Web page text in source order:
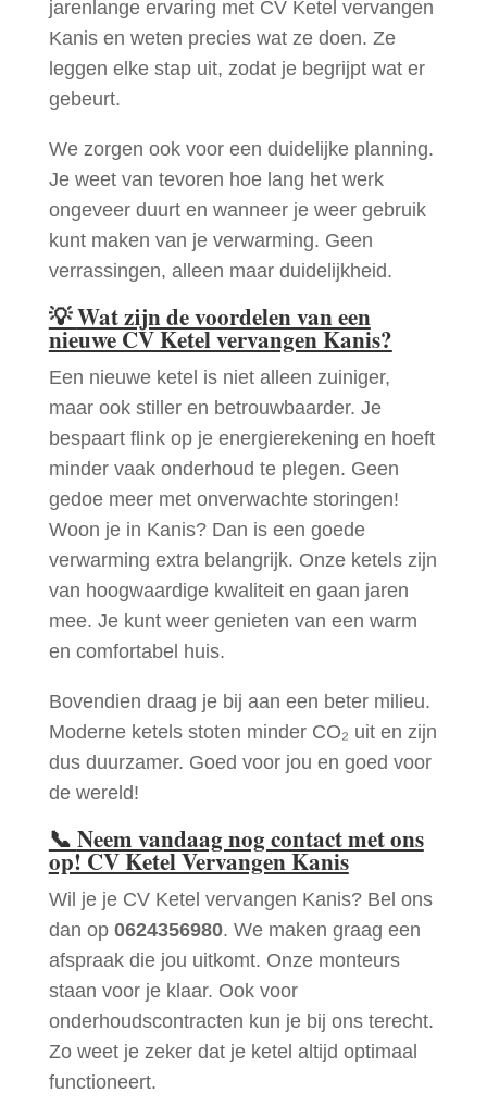
jarenlange ervaring met CV Ketel vervangen
Kanis en weten precies wat ze doen. Ze
leggen elke stap uit, zodat je begrijpt wat er
gebeurt.
We zorgen ook voor een duidelijke planning.
Je weet van tevoren hoe lang het werk
ongeveer duurt en wanneer je weer gebruik
kunt maken van je verwarming. Geen
verrassingen, alleen maar duidelijkheid.
💡Wat zijn de voordelen van een
nieuwe CV Ketel vervangen Kanis?
Een nieuwe ketel is niet alleen zuiniger,
maar ook stiller en betrouwbaarder. Je
bespaart flink op je energierekening en hoeft
minder vaak onderhoud te plegen. Geen
gedoe meer met onverwachte storingen!
Woon je in Kanis? Dan is een goede
verwarming extra belangrijk. Onze ketels zijn
van hoogwaardige kwaliteit en gaan jaren
mee. Je kunt weer genieten van een warm
en comfortabel huis.
Bovendien draag je bij aan een beter milieu.
Moderne ketels stoten minder CO₂ uit en zijn
dus duurzamer. Goed voor jou en goed voor
de wereld!
📞 Neem vandaag nog contact met ons
op! CV Ketel Vervangen Kanis
Wil je je CV Ketel vervangen Kanis? Bel ons
dan op 0624356980. We maken graag een
afspraak die jou uitkomt. Onze monteurs
staan voor je klaar. Ook voor
onderhoudscontracten kun je bij ons terecht.
Zo weet je zeker dat je ketel altijd optimaal
functioneert.